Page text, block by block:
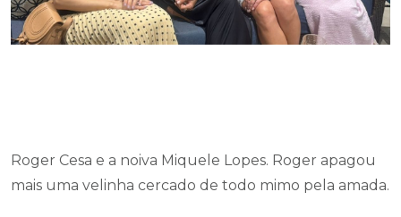
Roger Cesa e a noiva Miquele Lopes. Roger apagou
mais uma velinha cercado de todo mimo pela amada.